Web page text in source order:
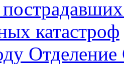
катастроф